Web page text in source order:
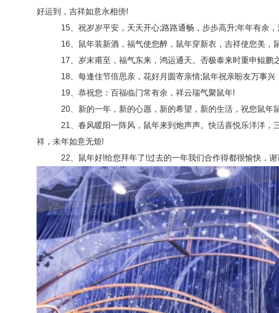
好运到，吉祥如意永相傍!
15、祝岁岁平安，天天开心;路路通畅，步步高升;年年有余，
16、鼠年装新酒，福气使您醉，鼠年穿新衣，吉祥使您美，
17、岁末甫至，福气东来，鸿运通天。否极泰来时重申鲲鹏
18、每逢佳节倍思亲，花好月圆寄亲情;鼠年祝亲盼友万事兴
19、恭祝您：百福临门常有余，祥云瑞气聚鼠年!
20、新的一年，新的心愿，新的希望，新的生活，祝您鼠年
21、春风暖阳一阵风，鼠年来到炮声声。快活喜悦乐洋洋，
祥，未年如意无烦!
22、鼠年好!给您拜年了!过去的一年我们合作得都很愉快，谢